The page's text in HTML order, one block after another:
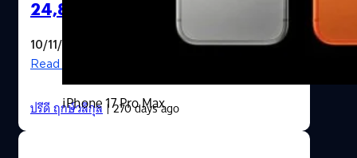
iPhone 17 Pro Max
24,800 บาท
10/11/2025
Read More
ปรีดี ฤกษ์วลีกุล| 270 days ago